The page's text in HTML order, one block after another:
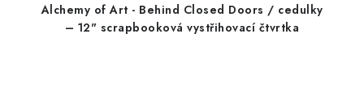
Alchemy of Art - Behind Closed Doors / cedulky
– 12" scrapbooková vystřihovací čtvrtka